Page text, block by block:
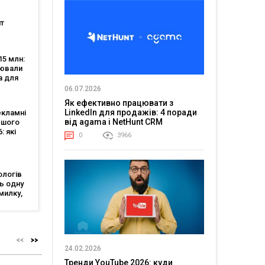
—
5
млн:
для
які
одну
06.07.2026
Як ефективно працювати з
LinkedIn для продажів: 4 поради
від agama і NetHunt CRM
0 3966
24.02.2026
Тренди YouTube 2026: куди